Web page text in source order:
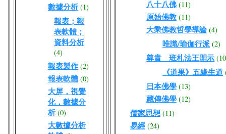
數據分析 (1)
報表；報
表軟體；
資料分析
(4)
報表製作 (2)
報表軟體 (0)
大屏，視覺
化，數據分
析 (0)
大數據分析
八十八佛 (11)
原始佛教 (11)
大乘佛教哲學導論 (4)
唯識/瑜伽行派 (2)
尊貴 班札法王開示
《道果》五緣生道
日本佛學 (13)
藏傳佛學 (12)
儒家思想 (11)
易經 (24)